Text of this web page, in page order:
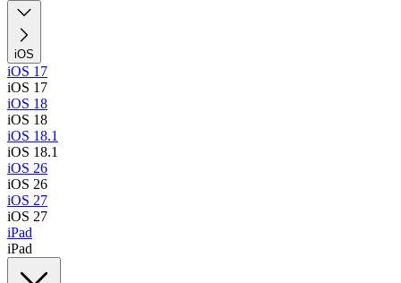
iOS
iOS 17
iOS 17
iOS 18
iOS 18
iOS 18.1
iOS 18.1
iOS 26
iOS 26
iOS 27
iOS 27
iPad
iPad